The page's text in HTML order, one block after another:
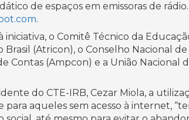
de espaços em emissoras de
.
iniciativa, o Comitê Técnico da
(Atricon), o Conselho Nacional
Contas (Ampcon) e a União Nacional
do CTE-IRB, Cezar Miola, a
aqueles sem acesso à internet,